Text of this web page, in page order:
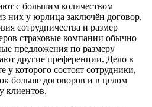
с большим количеством
них у юрлица заключён договор,
сотрудничества и размер
страховые компании обычно
предложения по размеру
другие преференции. Дело в
у которого состоят сотрудники,
больше договоров и в целом
клиентов.